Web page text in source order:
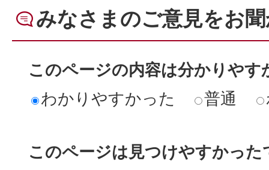
みなさまのご意見をお
このページの内容は分かりやす
わかりやすかった
普通
このページは見つけやすかった